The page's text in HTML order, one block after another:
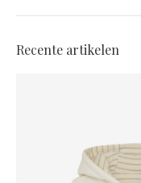
Recente artikelen